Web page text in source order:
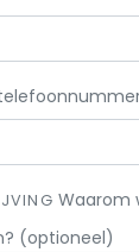
Waarom
(optioneel)